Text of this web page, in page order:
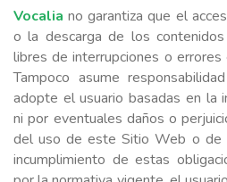
Vocalia no garantiza que el
o la descarga de los
libres de interrupciones o
Tampoco asume
adopte el usuario basadas en la
ni por eventuales daños o
del uso de este Sitio Web o de
incumplimiento de estas